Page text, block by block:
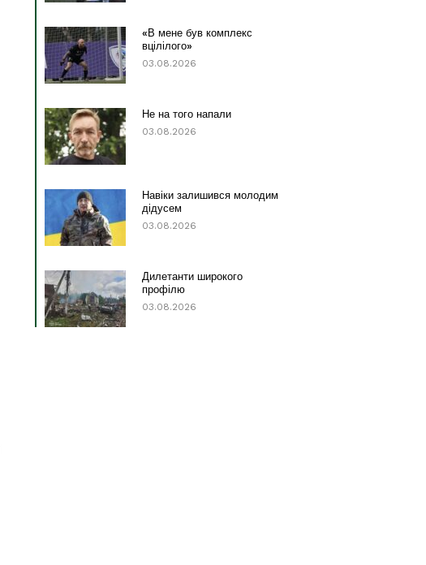
«В мене був комплекс
вцілілого»
03.08.2026
Не на того напали
03.08.2026
Навіки залишився молодим
дідусем
03.08.2026
Дилетанти широкого
профілю
03.08.2026